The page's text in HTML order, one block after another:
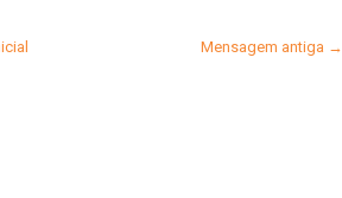
Mensagem antiga →